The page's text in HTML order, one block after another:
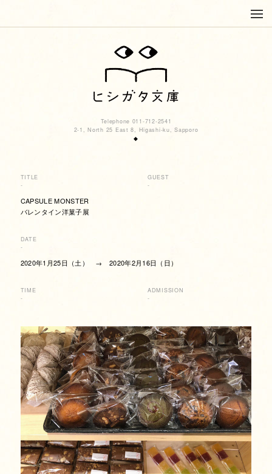
Telephone 011-712-2541
2-1, North 25 East 8, Higashi-ku, Sapporo
◆
TITLE
-
CAPSULE MONSTER
バレンタイン洋菓子展
GUEST
-
DATE
-
2020年1月25日（土） → 2020年2月16日（日）
TIME
-
ADMISSION
-